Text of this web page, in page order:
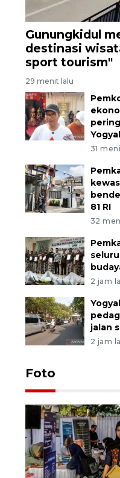
Gunungkidul
destinasi
sport tourism"
29 menit lalu
31
81 RI
32
2 jam
jalan
2 jam
Foto